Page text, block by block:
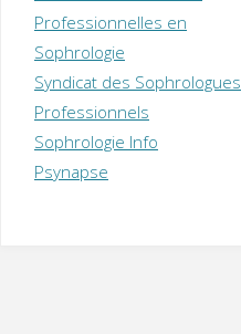
Professionnelles en
Sophrologie
Syndicat des Sophrologues
Professionnels
Sophrologie Info
Psynapse